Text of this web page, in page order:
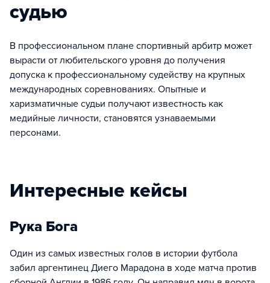
судью
В профессиональном плане спортивный арбитр может
вырасти от любительского уровня до получения
допуска к профессиональному судейству на крупных
международных соревнованиях. Опытные и
харизматичные судьи получают известность как
медийные личности, становятся узнаваемыми
персонами.
Интересные кейсы
Рука Бога
Один из самых известных голов в истории футбола
забил аргентинец Диего Марадона в ходе матча против